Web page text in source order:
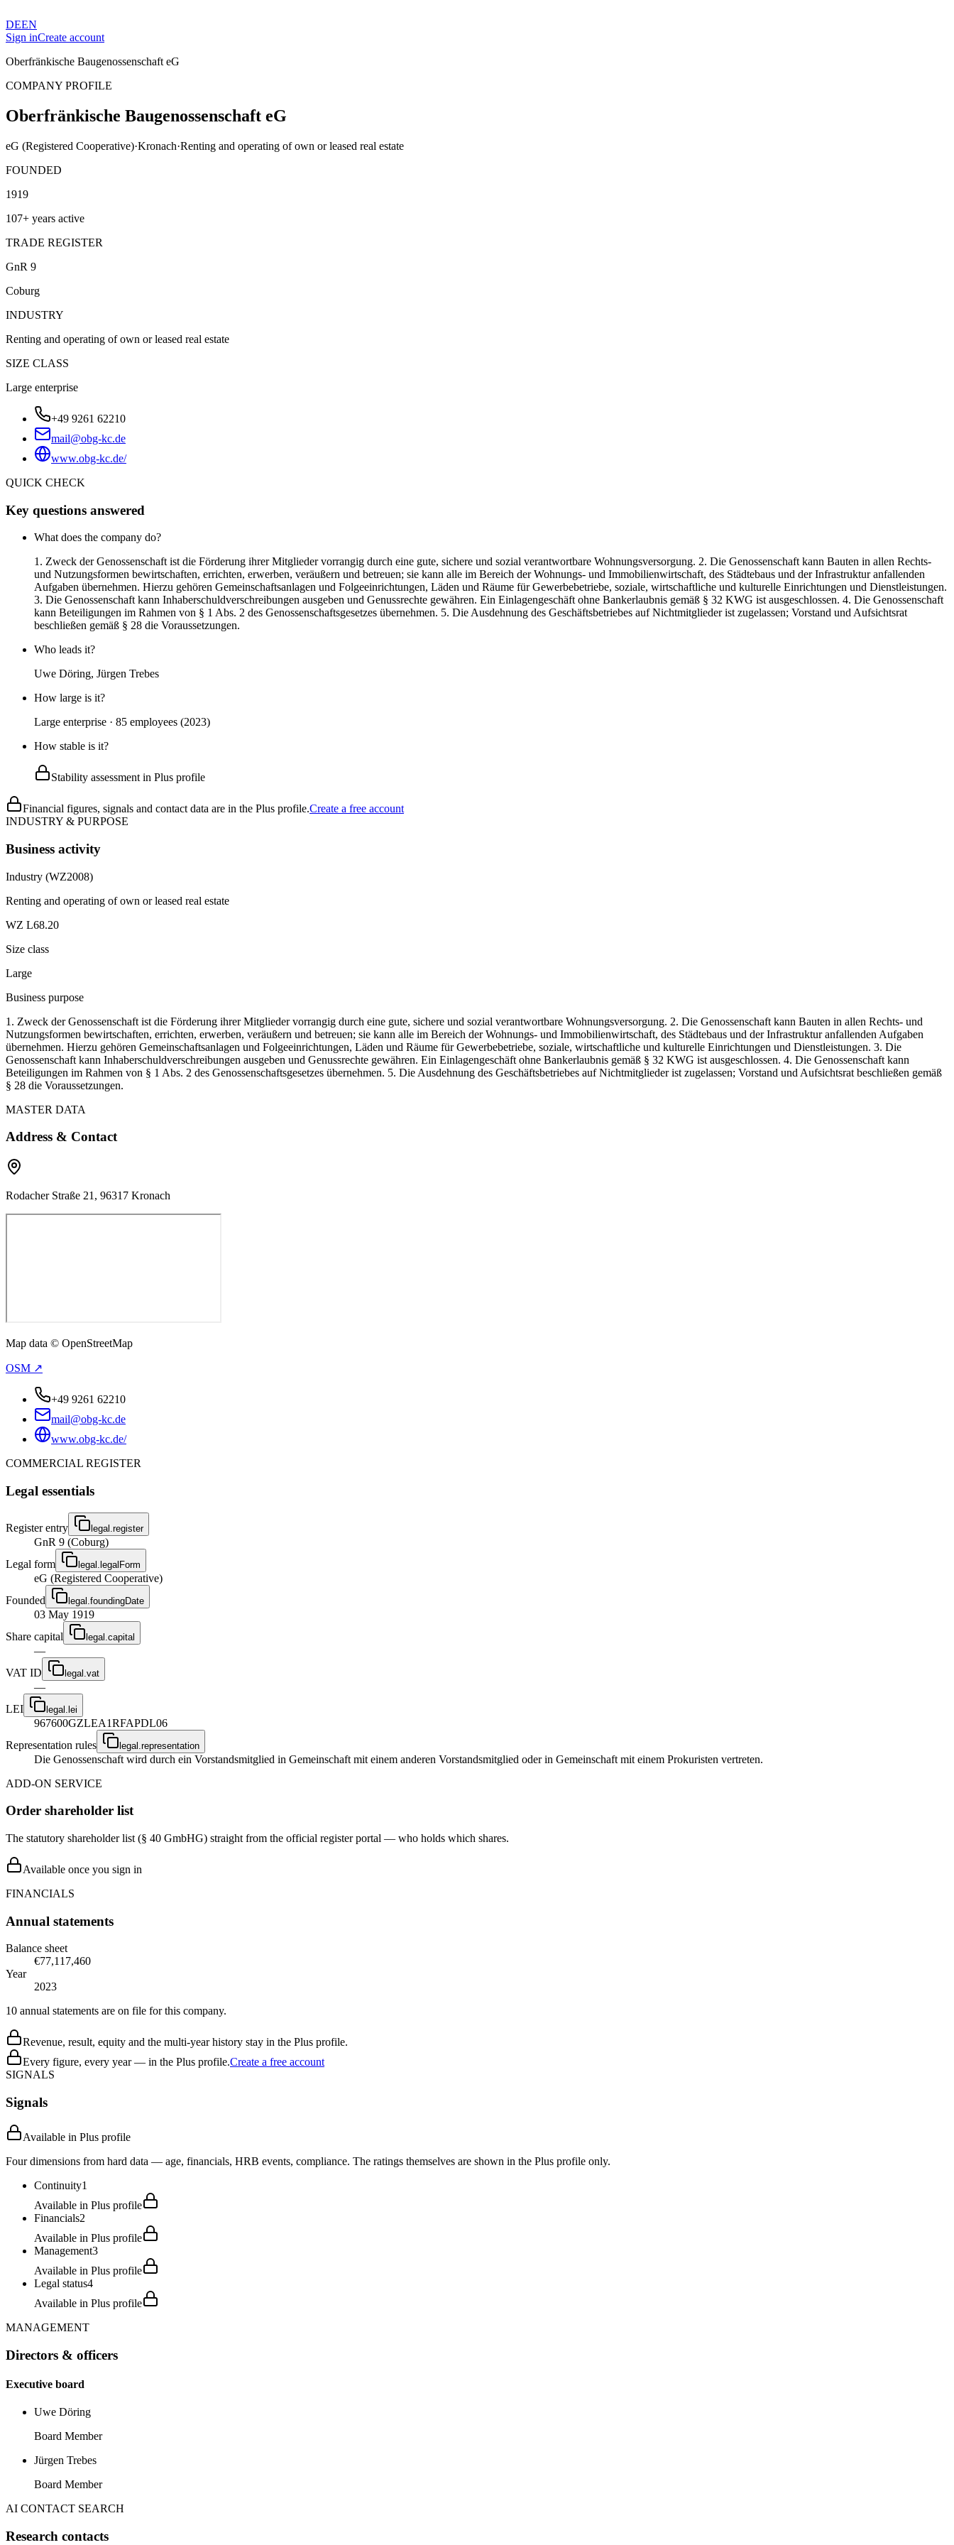
DEEN
Sign inCreate account
Oberfränkische Baugenossenschaft eG
COMPANY PROFILE
Oberfränkische Baugenossenschaft eG
eG (Registered Cooperative)·Kronach·Renting and operating of own or leased real estate
FOUNDED
1919
107+ years active
TRADE REGISTER
GnR 9
Coburg
INDUSTRY
Renting and operating of own or leased real estate
SIZE CLASS
Large enterprise
+49 9261 62210
mail@obg-kc.de
www.obg-kc.de/
QUICK CHECK
Key questions answered
What does the company do?
1. Zweck der Genossenschaft ist die Förderung ihrer Mitglieder vorrangig durch eine gute, sichere und sozial verantwortbare Wohnungsversorgung. 2. Die Genossenschaft kann Bauten in allen Rechts-
und Nutzungsformen bewirtschaften, errichten, erwerben, veräußern und betreuen; sie kann alle im Bereich der Wohnungs- und Immobilienwirtschaft, des Städtebaus und der Infrastruktur anfallenden
Aufgaben übernehmen. Hierzu gehören Gemeinschaftsanlagen und Folgeeinrichtungen, Läden und Räume für Gewerbebetriebe, soziale, wirtschaftliche und kulturelle Einrichtungen und Dienstleistungen.
3. Die Genossenschaft kann Inhaberschuldverschreibungen ausgeben und Genussrechte gewähren. Ein Einlagengeschäft ohne Bankerlaubnis gemäß § 32 KWG ist ausgeschlossen. 4. Die Genossenschaft
kann Beteiligungen im Rahmen von § 1 Abs. 2 des Genossenschaftsgesetzes übernehmen. 5. Die Ausdehnung des Geschäftsbetriebes auf Nichtmitglieder ist zugelassen; Vorstand und Aufsichtsrat
beschließen gemäß § 28 die Voraussetzungen.
Who leads it?
Uwe Döring, Jürgen Trebes
How large is it?
Large enterprise · 85 employees (2023)
How stable is it?
Stability assessment in Plus profile
Financial figures, signals and contact data are in the Plus profile.Create a free account
INDUSTRY & PURPOSE
Business activity
Industry (WZ2008)
Renting and operating of own or leased real estate
WZ L68.20
Size class
Large
Business purpose
1. Zweck der Genossenschaft ist die Förderung ihrer Mitglieder vorrangig durch eine gute, sichere und sozial verantwortbare Wohnungsversorgung. 2. Die Genossenschaft kann Bauten in allen Rechts- und
Nutzungsformen bewirtschaften, errichten, erwerben, veräußern und betreuen; sie kann alle im Bereich der Wohnungs- und Immobilienwirtschaft, des Städtebaus und der Infrastruktur anfallenden Aufgaben
übernehmen. Hierzu gehören Gemeinschaftsanlagen und Folgeeinrichtungen, Läden und Räume für Gewerbebetriebe, soziale, wirtschaftliche und kulturelle Einrichtungen und Dienstleistungen. 3. Die
Genossenschaft kann Inhaberschuldverschreibungen ausgeben und Genussrechte gewähren. Ein Einlagengeschäft ohne Bankerlaubnis gemäß § 32 KWG ist ausgeschlossen. 4. Die Genossenschaft kann
Beteiligungen im Rahmen von § 1 Abs. 2 des Genossenschaftsgesetzes übernehmen. 5. Die Ausdehnung des Geschäftsbetriebes auf Nichtmitglieder ist zugelassen; Vorstand und Aufsichtsrat beschließen gemäß
§ 28 die Voraussetzungen.
MASTER DATA
Address & Contact
Rodacher Straße 21, 96317 Kronach
Map data © OpenStreetMap
OSM ↗
+49 9261 62210
mail@obg-kc.de
www.obg-kc.de/
COMMERCIAL REGISTER
Legal essentials
Register entry legal.register
GnR 9 (Coburg)
Legal form
legal.legalForm
eG (Registered Cooperative)
Founded
legal.foundingDate
03 May 1919
Share capital
legal.capital
—
VAT ID
legal.vat
—
LEI
legal.lei
967600GZLEA1RFAPDL06
Representation rules
legal.representation
Die Genossenschaft wird durch ein Vorstandsmitglied in Gemeinschaft mit einem anderen Vorstandsmitglied oder in Gemeinschaft mit einem Prokuristen vertreten.
ADD-ON SERVICE
Order shareholder list
The statutory shareholder list (§ 40 GmbHG) straight from the official register portal — who holds which shares.
Available once you sign in
FINANCIALS
Annual statements
Balance sheet
€77,117,460
Year
2023
10 annual statements are on file for this company.
Revenue, result, equity and the multi-year history stay in the Plus profile.
Every figure, every year — in the Plus profile.Create a free account
SIGNALS
Signals
Available in Plus profile
Four dimensions from hard data — age, financials, HRB events, compliance. The ratings themselves are shown in the Plus profile only.
Continuity1
Available in Plus profile
Financials2
Available in Plus profile
Management3
Available in Plus profile
Legal status4
Available in Plus profile
MANAGEMENT
Directors & officers
Executive board
Uwe Döring
Board Member
Jürgen Trebes
Board Member
AI CONTACT SEARCH
Research contacts